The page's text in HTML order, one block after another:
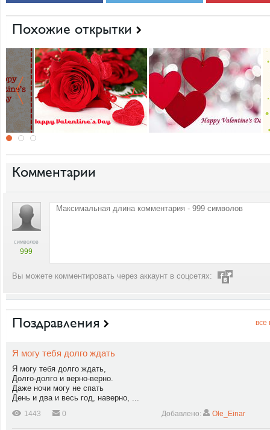
Похожие открытки
Комментарии
символов
999
Вы можете комментировать через аккаунт в соцсетях:
Поздравления все
Я могу тебя долго ждать
Я могу тебя долго ждать,
Долго-долго и верно-верно.
Даже ночи могу не спать
День и два и весь год, наверно, ...
1443 0 Добавлено: Ole_Einar